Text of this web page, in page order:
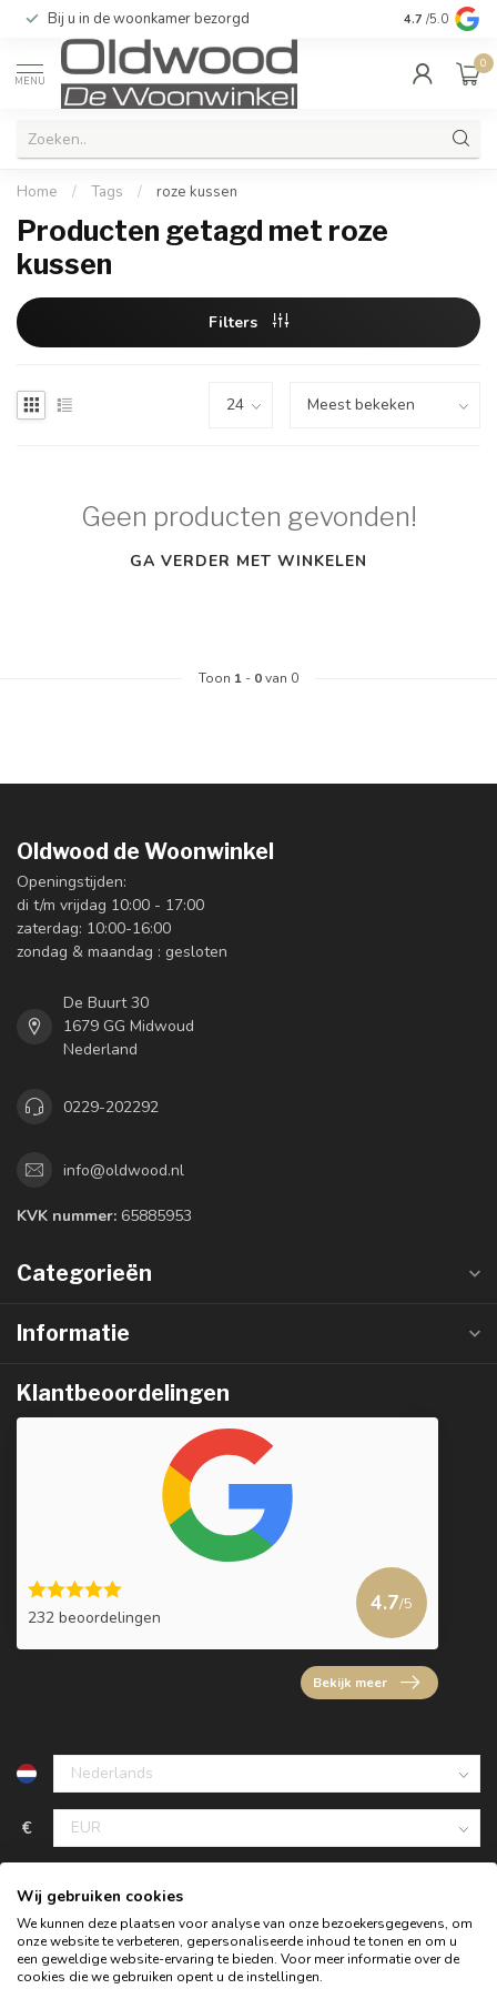
Bij u in de woonkamer bezorgd Kwaliteit &
4.7 /5.0
MENU
0
Home / Tags / roze kussen
Producten getagd met roze
kussen
Filters
Geen producten gevonden!
GA VERDER MET WINKELEN
Toon 1 - 0van 0
Oldwood de Woonwinkel
Openingstijden:
di t/m vrijdag 10:00 - 17:00
zaterdag: 10:00-16:00
zondag & maandag : gesloten
De Buurt 30
1679 GG Midwoud
Nederland
0229-202292
info@oldwood.nl
KVK nummer: 65885953
Categorieën
Informatie
Klantbeoordelingen
232 beoordelingen
4.7/5
Bekijk meer
€
Wij gebruiken cookies
We kunnen deze plaatsen voor analyse van onze bezoekersgegevens, om
onze website te verbeteren, gepersonaliseerde inhoud te tonen en om u
een geweldige website-ervaring te bieden. Voor meer informatie over de
cookies die we gebruiken opent u de instellingen.